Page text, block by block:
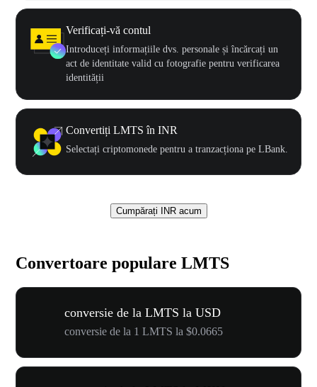
Verificați-vă contul
Introduceți informațiile dvs. personale și încărcați un
act de identitate valid cu fotografie pentru verificarea
identității
Convertiți LMTS în INR
Selectați criptomonede pentru a tranzacționa pe LBank.
Cumpărați INR acum
Convertoare populare LMTS
conversie de la LMTS la USD
conversie de la 1 LMTS la $0.0665